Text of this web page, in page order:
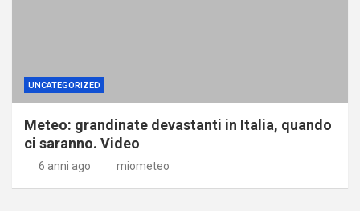
UNCATEGORIZED
Meteo: grandinate devastanti in Italia, quando
ci saranno. Video
6 anni ago miometeo